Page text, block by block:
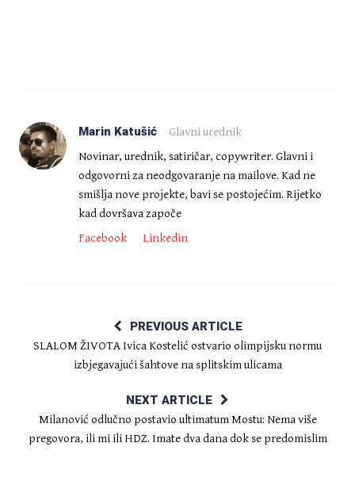
Marin Katušić
Glavni urednik
Novinar, urednik, satiričar, copywriter. Glavni i
odgovorni za neodgovaranje na mailove. Kad ne
smišlja nove projekte, bavi se postojećim. Rijetko
kad dovršava započe
Facebook
Linkedin
PREVIOUS ARTICLE
SLALOM ŽIVOTA Ivica Kostelić ostvario olimpijsku normu
izbjegavajući šahtove na splitskim ulicama
NEXT ARTICLE
Milanović odlučno postavio ultimatum Mostu: Nema više
pregovora, ili mi ili HDZ. Imate dva dana dok se predomislim